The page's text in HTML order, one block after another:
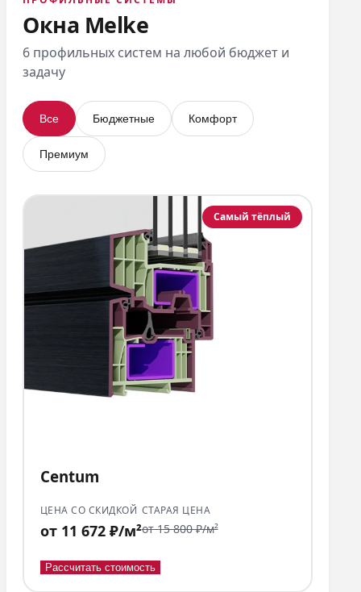
Окна Melke
6 профильных систем на любой бюджет и
задачу
Все Бюджетные Комфорт
Премиум
Самый тёплый
Centum
ЦЕНА СО СКИДКОЙ
от 11 672 ₽/м²
СТАРАЯ ЦЕНА
от 15 800 ₽/м²
Рассчитать стоимость